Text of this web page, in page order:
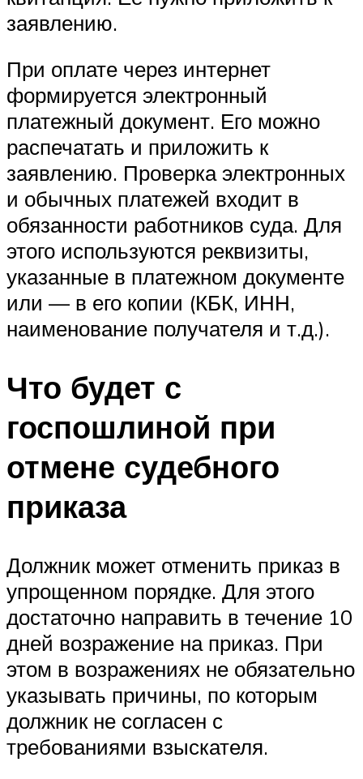
заявлению.
При оплате через интернет
формируется электронный
платежный документ. Его можно
распечатать и приложить к
заявлению. Проверка электронных
и обычных платежей входит в
обязанности работников суда. Для
этого используются реквизиты,
указанные в платежном документе
или — в его копии (КБК, ИНН,
наименование получателя и т.д.).
Что будет с
госпошлиной при
отмене судебного
приказа
Должник может отменить приказ в
упрощенном порядке. Для этого
достаточно направить в течение 10
дней возражение на приказ. При
этом в возражениях не обязательно
указывать причины, по которым
должник не согласен с
требованиями взыскателя.